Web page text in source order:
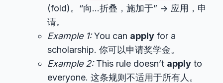
(fold)。“向…折叠，施加于” -> 应用，申
请。
Example 1:You can apply for a
scholarship. 你可以申请奖学金。
Example 2:This rule doesn’t apply to
everyone. 这条规则不适用于所有人。